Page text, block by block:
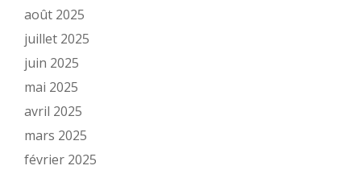
août 2025
juillet 2025
juin 2025
mai 2025
avril 2025
mars 2025
février 2025